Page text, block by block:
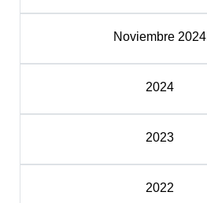
Noviembre 2024
2024
2023
2022